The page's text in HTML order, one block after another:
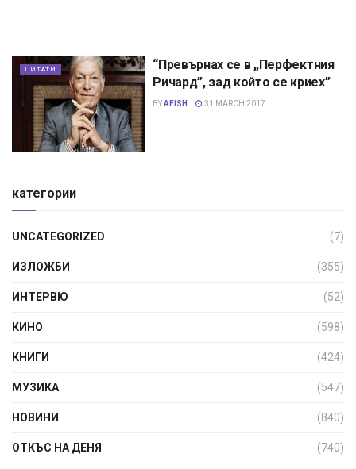
ЦИТАТИ
“Превърнах се в „Перфектния
Ричард”, зад който се криех”
BYAFISH 31 MARCH 2017
категории
UNCATEGORIZED (7)
ИЗЛОЖБИ (355)
ИНТЕРВЮ (52)
КИНО (598)
КНИГИ (424)
МУЗИКА (547)
НОВИНИ (840)
ОТКЪС НА ДЕНЯ (740)